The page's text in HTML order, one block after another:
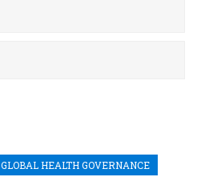
GLOBAL HEALTH GOVERNANCE